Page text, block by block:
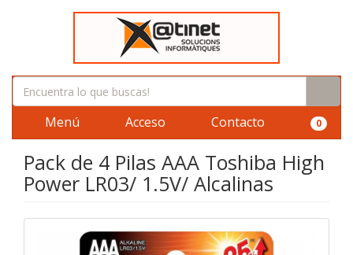
Menú Acceso Contacto 0
Pack de 4 Pilas AAA Toshiba High
Power LR03/ 1.5V/ Alcalinas